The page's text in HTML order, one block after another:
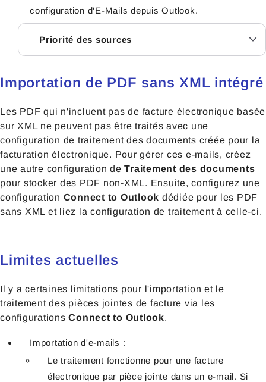
configuration d'E-Mails depuis Outlook.
Priorité des sources
Importation de PDF sans XML intégré
Les PDF qui n'incluent pas de facture électronique basée
sur XML ne peuvent pas être traités avec une
configuration de traitement des documents créée pour la
facturation électronique. Pour gérer ces e-mails, créez
une autre configuration deTraitement des documents
pour stocker des PDF non-XML. Ensuite, configurez une
configuration Connect to Outlook dédiée pour les PDF
sans XML et liez la configuration de traitement à celle-ci.
Limites actuelles
Il y a certaines limitations pour l'importation et le
traitement des pièces jointes de facture via les
configurationsConnect to Outlook.
Importation d'e-mails :
Le traitement fonctionne pour une facture
électronique par pièce jointe dans un e-mail. Si